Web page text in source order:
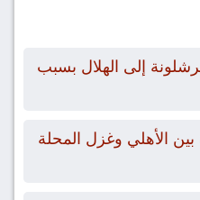
إلى الهلال بسبب
الأهلي وغزل المحلة